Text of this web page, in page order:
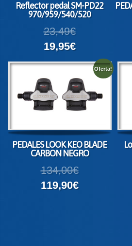
Reflector pedal SM-PD22
970/959/540/520
23,49€
19,95€
Oferta!
PEDALES LOOK KEO BLADE
CARBON NEGRO
134,00€
119,90€